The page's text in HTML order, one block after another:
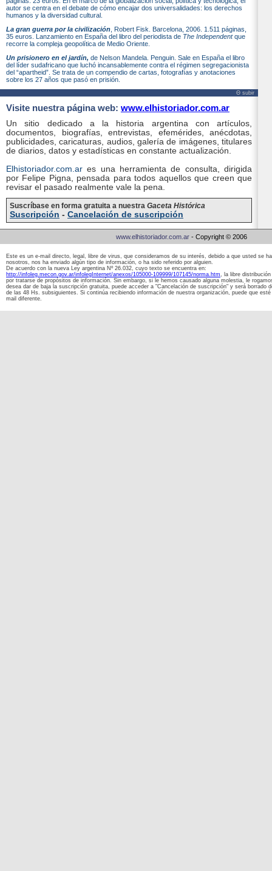
autor se centra en el debate de cómo encajar dos universalidades: los derechos
humanos y la diversidad cultural.
La gran guerra por la civilización , Robert Fisk. Barcelona, 2006. 1.511 páginas,
35 euros. Lanzamiento en España del libro del periodista de The Independentque
recorre la compleja geopolítica de Medio Oriente.
Un prisionero en el jardín, de Nelson Mandela. Penguin. Sale en España el libro
del líder sudafricano que luchó incansablemente contra el régimen segregacionista
del “apartheid”. Se trata de un compendio de cartas, fotografías y anotaciones
sobre los 27 años que pasó en prisión.
Θ subir
Visite nuestra página web: www.elhistoriador.com.ar
Un sitio dedicado a la historia argentina con artículos,
documentos, biografías, entrevistas, efemérides, anécdotas,
publicidades, caricaturas, audios, galería de imágenes, titulares
de diarios, datos y estadísticas en constante actualización.
Elhistoriador.com.ar es una herramienta de consulta, dirigida
por Felipe Pigna, pensada para todos aquellos que creen que
revisar el pasado realmente vale la pena.
Suscríbase en forma gratuita a nuestra Gaceta Histórica
Suscripción - Cancelación de suscripción
www.elhistoriador.com.ar - Copyright © 2006
Este es un e-mail directo, legal, libre de virus, que consideramos de su interés, debido a que usted se
nosotros, nos ha enviado algún tipo de información, o ha sido referido por alguien.
De acuerdo con la nueva Ley argentina Nº 26.032, cuyo texto se encuentra en:
http://infoleg.mecon.gov.ar/infolegInternet/anexos/105000-109999/107145/norma.htm, la libre
por tratarse de propósitos de información. Sin embargo, si le hemos causado alguna molestia, le
desea dar de baja la suscripción gratuita, puede acceder a "Cancelación de suscripción" y será borrado
de las 48 Hs. subsiguientes. Si continúa recibiendo información de nuestra organización, puede que
mail diferente.